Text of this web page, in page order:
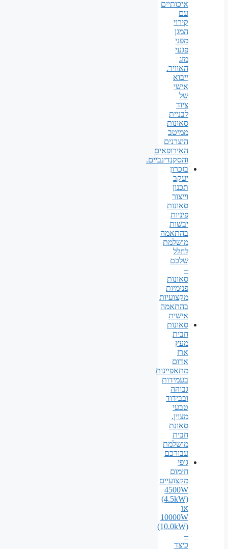
איכותיים
עם
קירוי
המגן
מפני
פגעי
מזג
האוויר.
ייבוא
אישי
של
ציוד
לבניית
סאונות
ממיטב
היצרנים
האירופאים
והסקנדינביים.
בזכרון
יעקב
תכנון
וייצור
סאונות
פיניות
יבשות
בהתאמה
מושלמת
לחלל
שלכם
–
סאונות
פנימיות
מקצועיות
בהתאמה
אישית
סאונות
חבית
מעץ
ארז
אדום
מתאפיינות
בעמידות
גבוהה
ובבידוד
טבעי
מצוין.
סאונת
חבית
מושלמת
עבורכם
גופי
חימום
מקצועיים
4500W
(4.5kW)
או
10000W
(10.0kW)
–
כיצד